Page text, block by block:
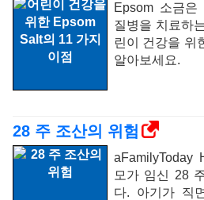
Epsom 소금은
질병을 치료하
린이 건강을 위
알아보세요.
28 주 조산의 위험
aFamilyToday
모가 임신 28
다. 아기가 직